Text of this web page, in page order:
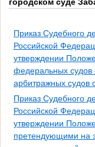
Приказ Судебного
Российской
утверждении
федеральных
арбитражных судов
Приказ Судебного
Российской
утверждении
претендующими на